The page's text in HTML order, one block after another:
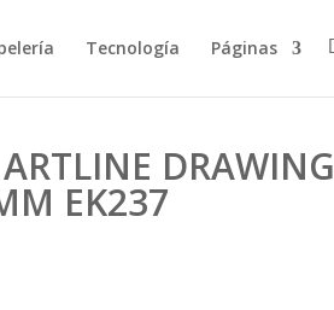
Tecnología Páginas
DRAWING
EK237